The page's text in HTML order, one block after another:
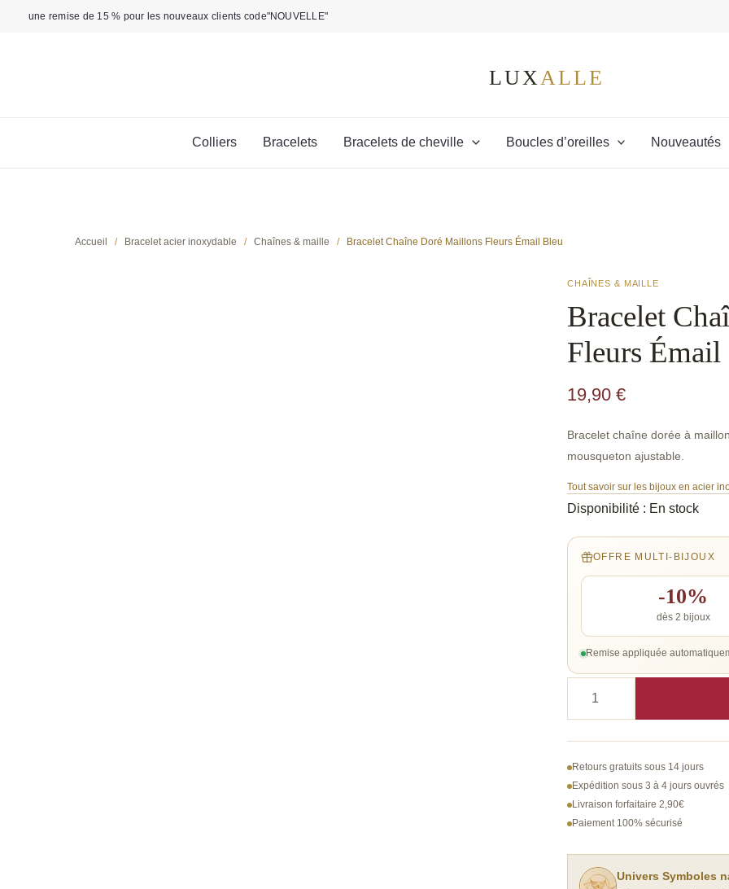
une remise de 15 % pour les nouveaux clients code"NOUVELLE"
Colliers Bracelets Bracelets de cheville Boucles d’oreilles Nouveautés
Accueil / Bracelet acier inoxydable / Chaînes & maille / Bracelet Chaîne Doré Maillons Fleurs Émail Bleu
CHAÎNES & MAILLE
Bracelet
Fleurs Émail
19,90 €
Bracelet chaîne dorée à
mousqueton ajustable.
Tout savoir sur les bijoux en acier
Disponibilité : En stock
OFFRE MULTI-BIJOUX
-10%
dès 2 bijoux
Remise appliquée
Doré
Maillons
Fleurs
Émail
Bleu
Retours gratuits sous 14 jours
Expédition sous 3 à 4 jours ouvrés
Livraison forfaitaire 2,90€
Paiement 100% sécurisé
Univers Symboles